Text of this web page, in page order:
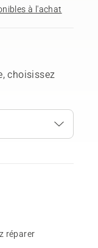
à l'achat
choisissez
réparer